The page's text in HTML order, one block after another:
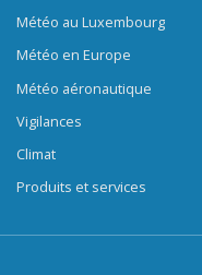
Météo au Luxembourg
Météo en Europe
Météo aéronautique
Vigilances
Climat
Produits et services